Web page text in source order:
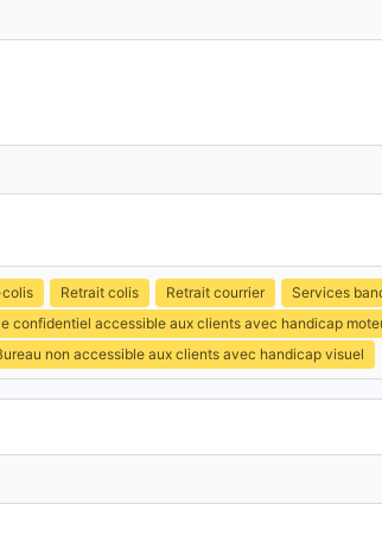
Retrait colis Retrait courrier Services
confidentiel accessible aux clients avec handicap
non accessible aux clients avec handicap visuel